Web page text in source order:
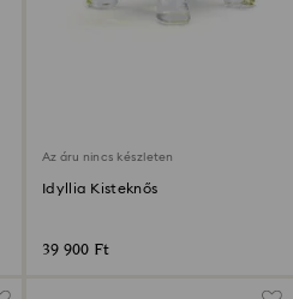
Az áru nincs készleten
Idyllia Kisteknős
39 900 Ft